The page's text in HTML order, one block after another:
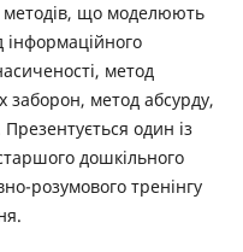
методів, що моделюють
інформаційного
метод
заборон, метод абсурду,
один із
дошкільного
розумового тренінгу